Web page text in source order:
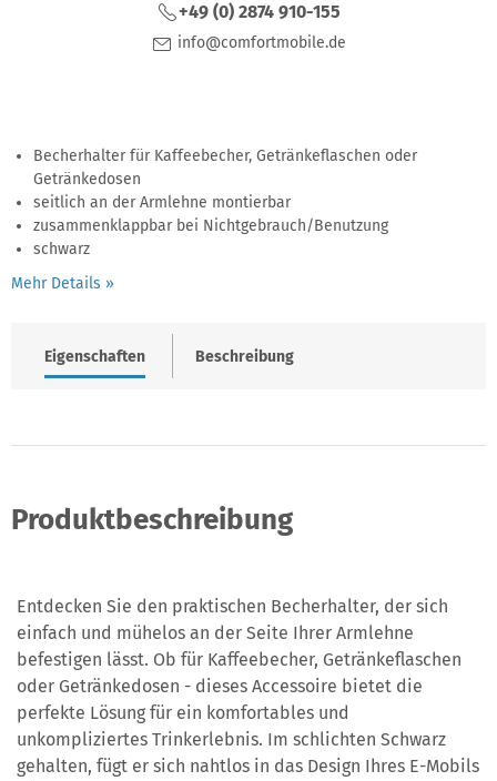
+49 (0) 2874 910-155
info@comfortmobile.de
Becherhalter für Kaffeebecher, Getränkeflaschen oder
Getränkedosen
seitlich an der Armlehne montierbar
zusammenklappbar bei Nichtgebrauch/Benutzung
schwarz
Mehr Details »
Eigenschaften Beschreibung
Produktbeschreibung
Entdecken Sie den praktischen Becherhalter, der sich
einfach und mühelos an der Seite Ihrer Armlehne
befestigen lässt. Ob für Kaffeebecher, Getränkeflaschen
oder Getränkedosen - dieses Accessoire bietet die
perfekte Lösung für ein komfortables und
unkompliziertes Trinkerlebnis. Im schlichten Schwarz
gehalten, fügt er sich nahtlos in das Design Ihres E-Mobils